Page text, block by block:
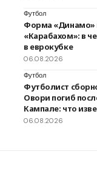
Футбол
Форма «Динамо»
«Карабахом»: в
в еврокубке
06.08.2026
Футбол
Футболист
Овори погиб
Кампале: что
06.08.2026